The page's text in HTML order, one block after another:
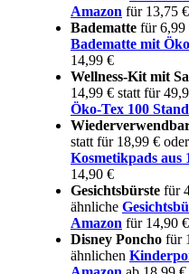
Amazon für 13,75 €
Badematte für 6,99
Badematte mit
14,99 €
Wellness-Kit mit
14,99 € statt für
Öko-Tex 100
statt für 18,99 €
Kosmetikpads aus
14,90 €
Gesichtsbürste für
ähnliche
Amazon für 14,90 €
Disney Poncho für
ähnlichen